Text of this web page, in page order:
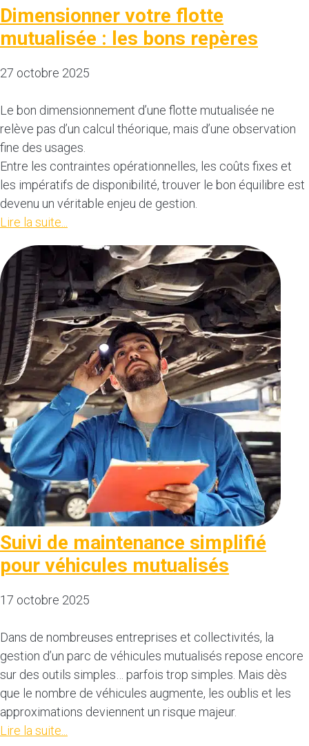
Dimensionner votre flotte
mutualisée : les bons repères
27 octobre 2025
Le bon dimensionnement d’une flotte mutualisée ne
relève pas d’un calcul théorique, mais d’une observation
fine des usages.
Entre les contraintes opérationnelles, les coûts fixes et
les impératifs de disponibilité, trouver le bon équilibre est
devenu un véritable enjeu de gestion.
Lire la suite...
Suivi de maintenance simplifié
pour véhicules mutualisés
17 octobre 2025
Dans de nombreuses entreprises et collectivités, la
gestion d’un parc de véhicules mutualisés repose encore
sur des outils simples… parfois trop simples. Mais dès
que le nombre de véhicules augmente, les oublis et les
approximations deviennent un risque majeur.
Lire la suite...